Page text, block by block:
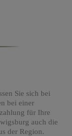
Sie sich bei
bei einer
für Ihre
auch die
der Region.